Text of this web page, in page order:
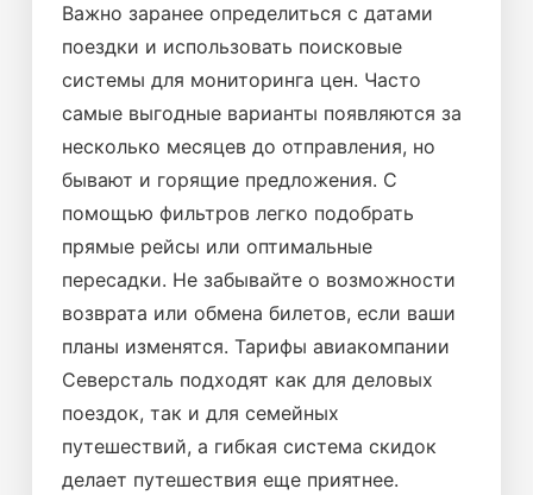
Важно заранее определиться с датами
поездки и использовать поисковые
системы для мониторинга цен. Часто
самые выгодные варианты появляются за
несколько месяцев до отправления, но
бывают и горящие предложения. С
помощью фильтров легко подобрать
прямые рейсы или оптимальные
пересадки. Не забывайте о возможности
возврата или обмена билетов, если ваши
планы изменятся. Тарифы авиакомпании
Северсталь подходят как для деловых
поездок, так и для семейных
путешествий, а гибкая система скидок
делает путешествия еще приятнее.